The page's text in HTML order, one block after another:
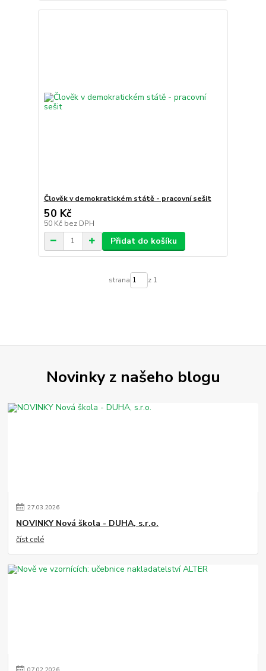
Člověk v demokratickém státě - pracovní sešit
50 Kč
50 Kč bez DPH
Přidat do košíku
strana z 1
Novinky z našeho blogu
27.03.2026
NOVINKY Nová škola - DUHA, s.r.o.
číst celé